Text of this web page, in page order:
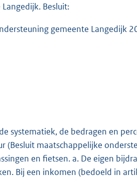
Besluit:
gemeente Langedijk
systematiek, de bedragen en
(Besluit maatschappelijke
en fietsen. a. De eigen
Bij een inkomen (bedoeld in